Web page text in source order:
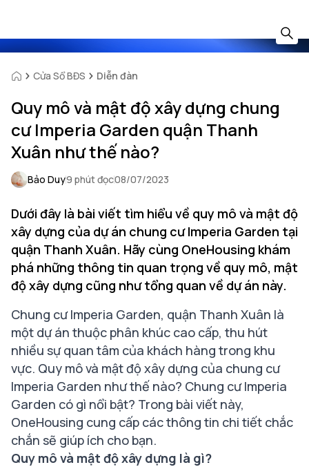
Cửa Sổ BĐS Diễn đàn
Quy mô và mật độ xây dựng chung
cư Imperia Garden quận Thanh
Xuân như thế nào?
Bảo Duy9 phút đọc08/07/2023
Dưới đây là bài viết tìm hiểu về quy mô và mật độ
xây dựng của dự án chung cư Imperia Garden tại
quận Thanh Xuân. Hãy cùng OneHousing khám
phá những thông tin quan trọng về quy mô, mật
độ xây dựng cũng như tổng quan về dự án này.
Chung cư Imperia Garden, quận Thanh Xuân là
một dự án thuộc phân khúc cao cấp, thu hút
nhiều sự quan tâm của khách hàng trong khu
vực. Quy mô và mật độ xây dựng của chung cư
Imperia Garden như thế nào? Chung cư Imperia
Garden có gì nổi bật? Trong bài viết này,
OneHousing cung cấp các thông tin chi tiết chắc
chắn sẽ giúp ích cho bạn.
Quy mô và mật độ xây dựng là gì?